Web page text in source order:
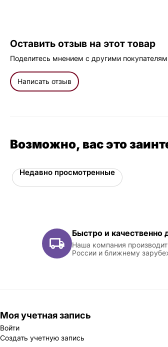
Оставить отзыв на этот товар
Поделитесь мнением с другими
Написать отзыв
Возможно, вас это
Недавно просмотренные
Быстро и качественно
Наша компания
России и ближнему
Моя учетная запись
Войти
Создать учетную запись